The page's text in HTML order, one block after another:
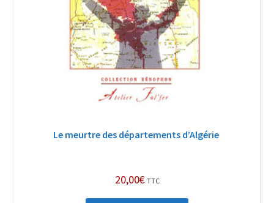
Le meurtre des départements d’Algérie
20,00€ TTC